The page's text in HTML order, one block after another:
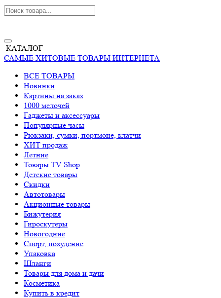
КАТАЛОГ
САМЫЕ ХИТОВЫЕ ТОВАРЫ ИНТЕРНЕТА
ВСЕ ТОВАРЫ
Новинки
Картины на заказ
1000 мелочей
Гаджеты и аксессуары
Популярные часы
Рюкзаки, сумки, портмоне, клатчи
ХИТ продаж
Летние
Товары TV Shop
Детские товары
Cкидки
Автотовары
Акционные товары
Бижутерия
Гироскутеры
Новогодние
Спорт, похудение
Упаковка
Шланги
Товары для дома и дачи
Косметика
Купить в кредит